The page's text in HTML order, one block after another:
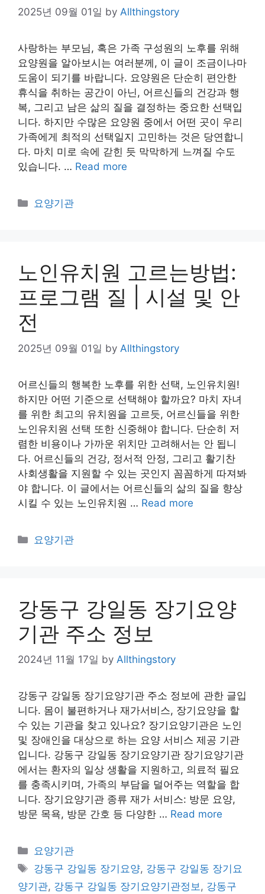
2025년 09월 01일 by Allthingstory
사랑하는 부모님, 혹은 가족 구성원의 노후를 위해
요양원을 알아보시는 여러분께, 이 글이 조금이나마
도움이 되기를 바랍니다. 요양원은 단순히 편안한
휴식을 취하는 공간이 아닌, 어르신들의 건강과 행
복, 그리고 남은 삶의 질을 결정하는 중요한 선택입
니다. 하지만 수많은 요양원 중에서 어떤 곳이 우리
가족에게 최적의 선택일지 고민하는 것은 당연합니
다. 마치 미로 속에 갇힌 듯 막막하게 느껴질 수도
있습니다. … Read more
Categories
요양기관
노인유치원 고르는방법:
프로그램 질 | 시설 및 안
전
2025년 09월 01일 by Allthingstory
어르신들의 행복한 노후를 위한 선택, 노인유치원!
하지만 어떤 기준으로 선택해야 할까요? 마치 자녀
를 위한 최고의 유치원을 고르듯, 어르신들을 위한
노인유치원 선택 또한 신중해야 합니다. 단순히 저
렴한 비용이나 가까운 위치만 고려해서는 안 됩니
다. 어르신들의 건강, 정서적 안정, 그리고 활기찬
사회생활을 지원할 수 있는 곳인지 꼼꼼하게 따져봐
야 합니다. 이 글에서는 어르신들의 삶의 질을 향상
시킬 수 있는 노인유치원 … Read more
Categories
요양기관
강동구 강일동 장기요양
기관 주소 정보
2024년 11월 17일 by Allthingstory
강동구 강일동 장기요양기관 주소 정보에 관한 글입
니다. 몸이 불편하거나 재가서비스, 장기요양을 할
수 있는 기관을 찾고 있나요? 장기요양기관은 노인
및 장애인을 대상으로 하는 요양 서비스 제공 기관
입니다. 강동구 강일동 장기요양기관 장기요양기관
에서는 환자의 일상 생활을 지원하고, 의료적 필요
를 충족시키며, 가족의 부담을 덜어주는 역할을 합
니다. 장기요양기관 종류 재가 서비스: 방문 요양,
방문 목욕, 방문 간호 등 다양한 … Read more
Categories
요양기관
Tags
강동구 강일동 장기요양, 강동구 강일동 장기요
양기관, 강동구 강일동 장기요양기관정보, 강동구